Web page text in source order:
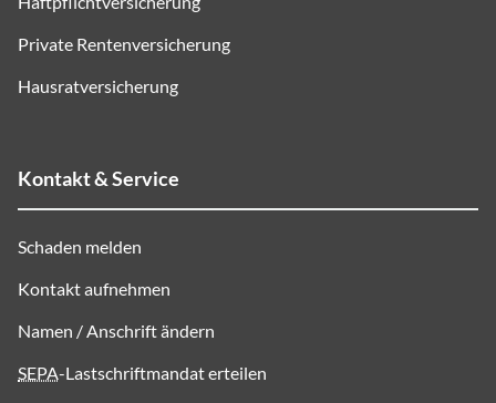
Private Rentenversicherung
Hausratversicherung
Kontakt & Service
Schaden melden
Kontakt aufnehmen
Namen / Anschrift ändern
SEPA-Lastschriftmandat erteilen